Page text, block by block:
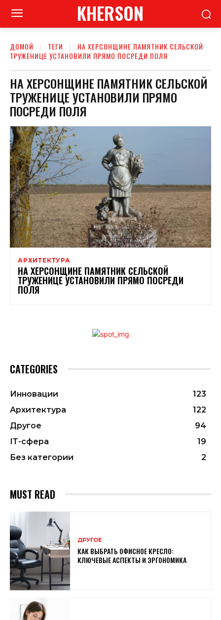
KHERSON
ДОМОЙ ТЕГИ
НА ХЕРСОНЩИНЕ ПАМЯТНИК СЕЛЬСКОЙ
ТРУЖЕНИЦЕ УСТАНОВИЛИ ПРЯМО ПОСРЕДИ ПОЛЯ
НА ХЕРСОНЩИНЕ ПАМЯТНИК СЕЛЬСКОЙ
ТРУЖЕНИЦЕ УСТАНОВИЛИ ПРЯМО
ПОСРЕДИ ПОЛЯ
АРХИТЕКТУРА
НА ХЕРСОНЩИНЕ ПАМЯТНИК СЕЛЬСКОЙ
ТРУЖЕНИЦЕ УСТАНОВИЛИ ПРЯМО ПОСРЕДИ
ПОЛЯ
CATEGORIES
Инновации
123
Архитектура
122
Другое
94
ІТ-сфера
19
Без категории
2
MUST READ
ДРУГОЕ
КАК ВЫБРАТЬ ОФИСНОЕ КРЕСЛО:
КЛЮЧЕВЫЕ АСПЕКТЫ И ЭРГОНОМИКА